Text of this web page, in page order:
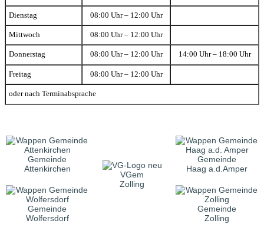
Dienstag 08:00 Uhr – 12:00 Uhr
Mittwoch 08:00 Uhr – 12:00 Uhr
Donnerstag 08:00 Uhr – 12:00 Uhr 14:00 Uhr – 18:00 Uhr
Freitag 08:00 Uhr – 12:00 Uhr
oder nach Terminabsprache
Gemeinde
Attenkirchen
VGem
Zolling
Gemeinde
Haag a.d.Amper
Gemeinde
Wolfersdorf
Gemeinde
Zolling